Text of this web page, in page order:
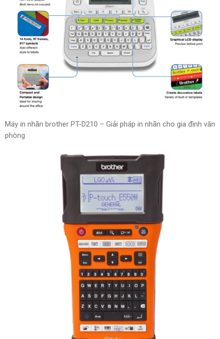
Máy in nhãn brother PT-D210 – Giải pháp in nhãn cho gia đình văn
phòng